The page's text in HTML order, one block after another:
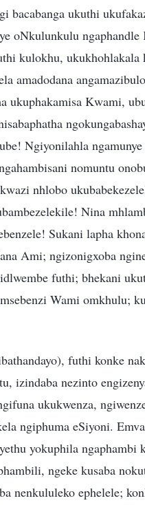
bacabanga ukuthi
oNkulunkulu
kulokhu,
amadodana
ukuphakamisa Kwami,
Ngiyonilahla
nomuntu
nhlobo
Nina
Sukani lapha
Ami; ngizonigxoba
futhi; bhekani
Wami omkhulu;
futhi konke
izindaba nezinto
ukukwenza,
ngiphuma eSiyoni.
yokuphila
ngeke kusaba
nenkululeko ephelele;